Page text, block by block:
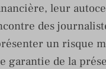
leur
des
un risque
garantie de la